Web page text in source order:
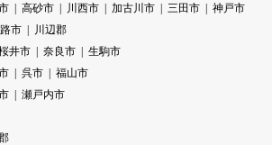
高砂市 川西市 加古川市 三田市
神戸市
市
川辺郡
井市 奈良市
生駒市
呉市
福山市
瀬戸内市